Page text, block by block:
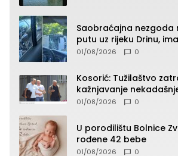
Saobraćajna nezgoda
putu uz rijeku Drinu,
lica (FOTO)
01/08/2026 0
Kosorić: Tužilaštvo
kažnjavanje
Vlaseničke brigade
01/08/2026 0
U porodilištu Bolnice
rođene 42 bebe
01/08/2026 0